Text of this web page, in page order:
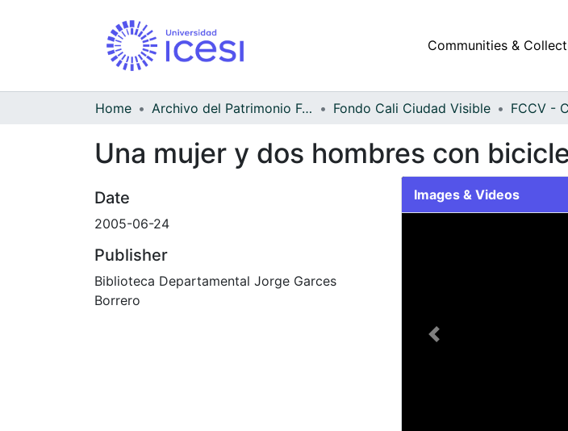
Communities &
Home Archivo del Patrimonio Fotográfico y Fílmico del Valle del Cauca Fondo Cali Ciudad Visible
Una mujer y dos hombres con
Images & Videos
Previous